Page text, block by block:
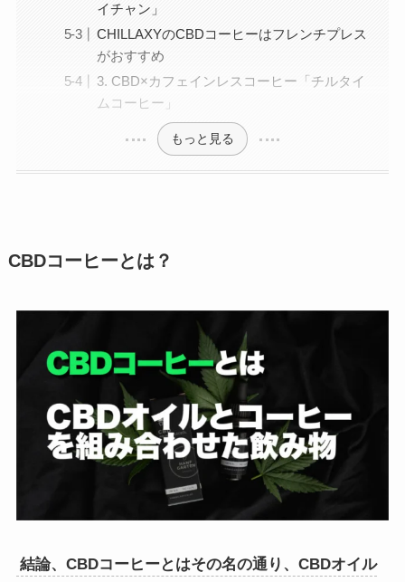
イチャン」
CHILLAXYのCBDコーヒーはフレンチプレス
がおすすめ
3. CBD×カフェインレスコーヒー「チルタイ
ムコーヒー」
もっと見る
CBDコーヒーとは？
結論、CBDコーヒーとはその名の通り、CBDオイル